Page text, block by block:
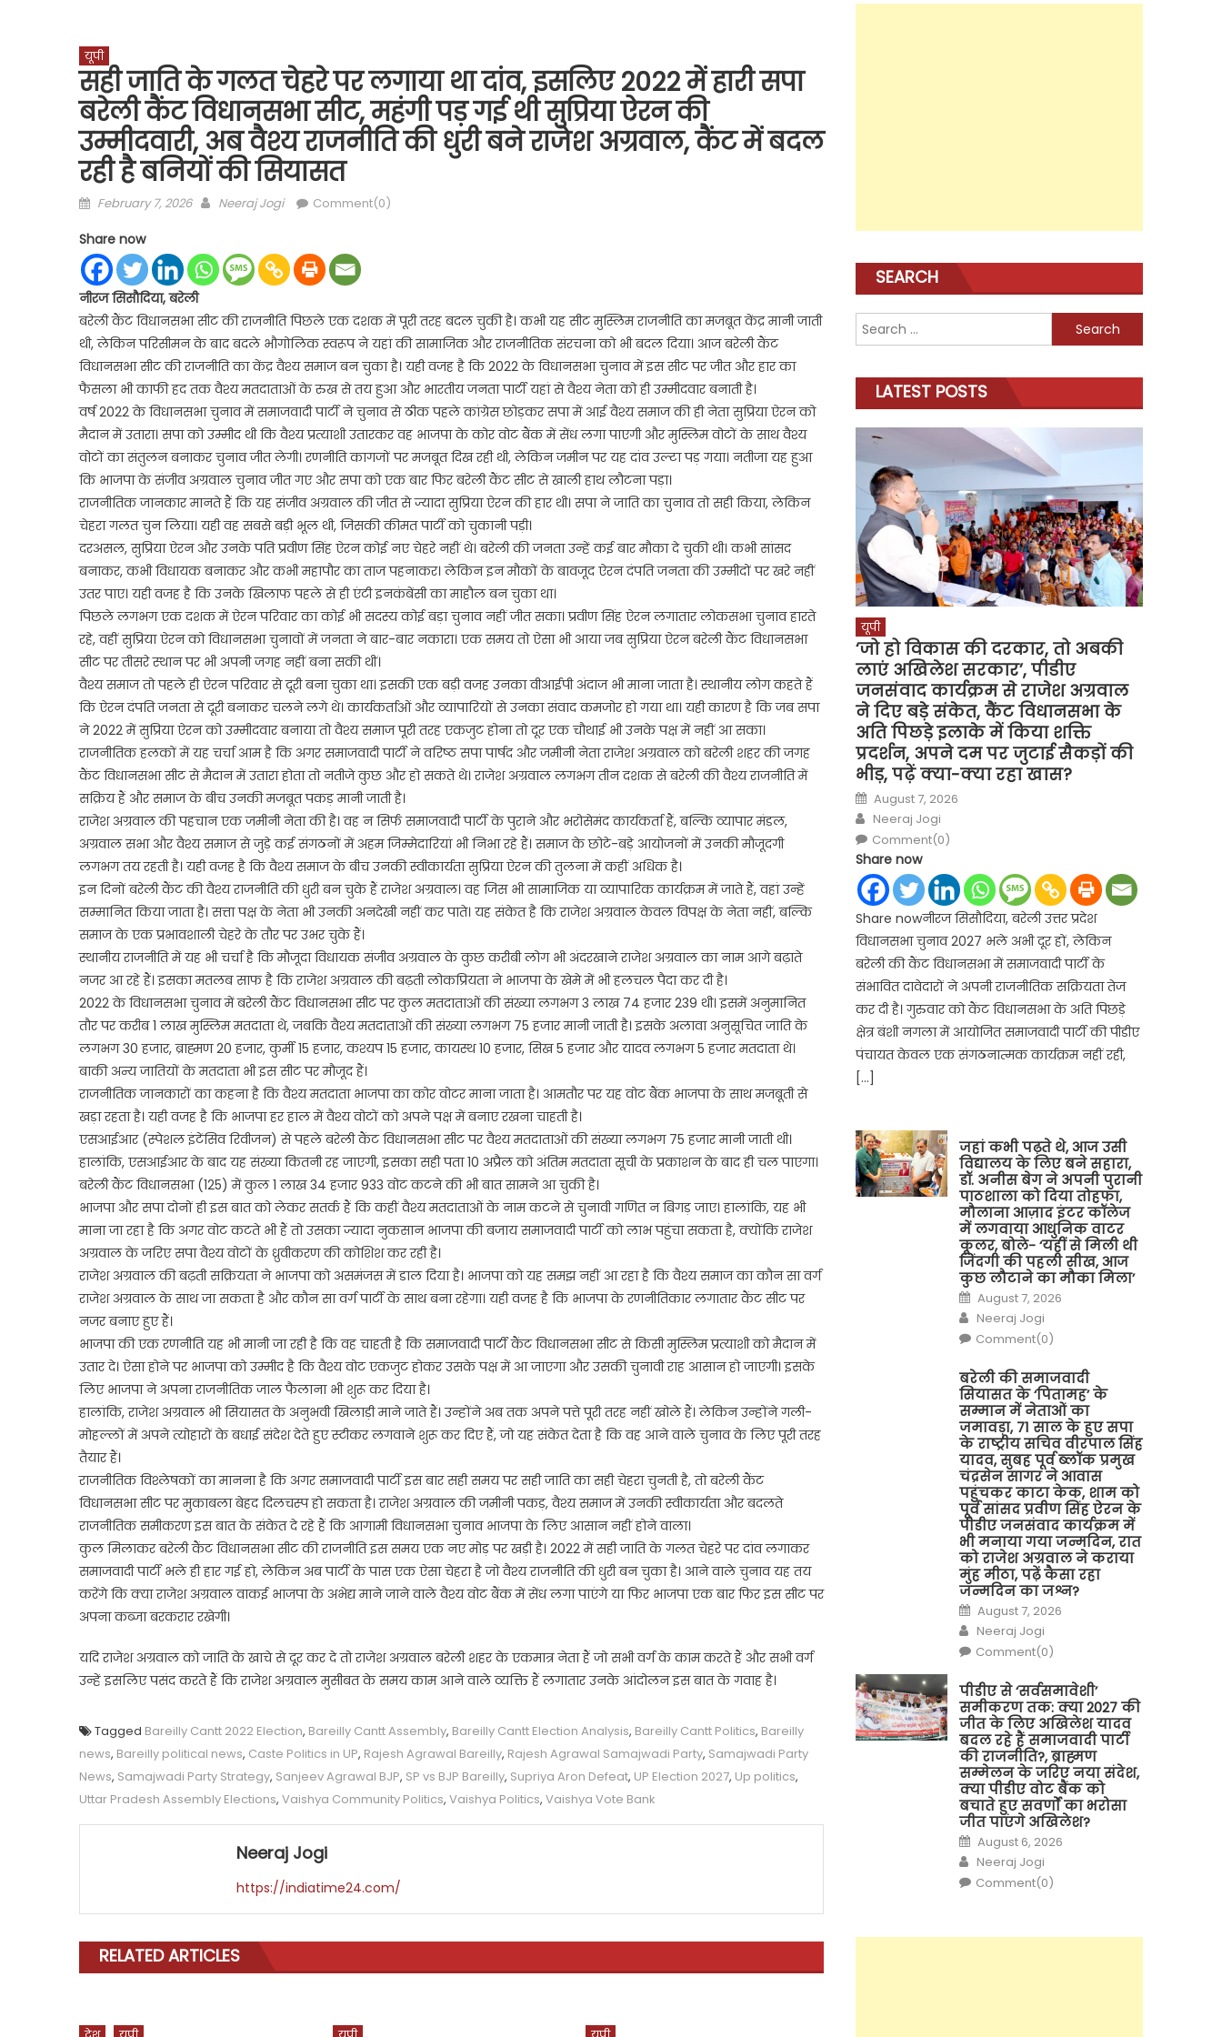
यूपी
सही जाति के गलत चेहरे पर लगाया था दांव, इसलिए 2022 में हारी सपा
बरेली कैंट विधानसभा सीट, महंगी पड़ गई थी सुप्रिया ऐरन की
उम्मीदवारी, अब वैश्य राजनीति की धुरी बने राजेश अग्रवाल, कैंट में बदल
रही है बनियों की सियासत
Posted
February 7, 2026 Author
Neeraj Jogi Comment(0)
Share now
नीरज सिसौदिया, बरेली
बरेली कैंट विधानसभा सीट की राजनीति पिछले एक दशक में पूरी तरह बदल चुकी है। कभी यह सीट मुस्लिम राजनीति का मजबूत केंद्र मानी जाती
थी, लेकिन परिसीमन के बाद बदले भौगोलिक स्वरूप ने यहां की सामाजिक और राजनीतिक संरचना को भी बदल दिया। आज बरेली कैंट
विधानसभा सीट की राजनीति का केंद्र वैश्य समाज बन चुका है। यही वजह है कि 2022 के विधानसभा चुनाव में इस सीट पर जीत और हार का
फैसला भी काफी हद तक वैश्य मतदाताओं के रुख से तय हुआ और भारतीय जनता पार्टी यहां से वैश्य नेता को ही उम्मीदवार बनाती है।
वर्ष 2022 के विधानसभा चुनाव में समाजवादी पार्टी ने चुनाव से ठीक पहले कांग्रेस छोड़कर सपा में आई वैश्य समाज की ही नेता सुप्रिया ऐरन को
मैदान में उतारा। सपा को उम्मीद थी कि वैश्य प्रत्याशी उतारकर वह भाजपा के कोर वोट बैंक में सेंध लगा पाएगी और मुस्लिम वोटों के साथ वैश्य
वोटों का संतुलन बनाकर चुनाव जीत लेगी। रणनीति कागजों पर मजबूत दिख रही थी, लेकिन जमीन पर यह दांव उल्टा पड़ गया। नतीजा यह हुआ
कि भाजपा के संजीव अग्रवाल चुनाव जीत गए और सपा को एक बार फिर बरेली कैंट सीट से खाली हाथ लौटना पड़ा।
राजनीतिक जानकार मानते हैं कि यह संजीव अग्रवाल की जीत से ज्यादा सुप्रिया ऐरन की हार थी। सपा ने जाति का चुनाव तो सही किया, लेकिन
चेहरा गलत चुन लिया। यही वह सबसे बड़ी भूल थी, जिसकी कीमत पार्टी को चुकानी पड़ी।
दरअसल, सुप्रिया ऐरन और उनके पति प्रवीण सिंह ऐरन कोई नए चेहरे नहीं थे। बरेली की जनता उन्हें कई बार मौका दे चुकी थी। कभी सांसद
बनाकर, कभी विधायक बनाकर और कभी महापौर का ताज पहनाकर। लेकिन इन मौकों के बावजूद ऐरन दंपति जनता की उम्मीदों पर खरे नहीं
उतर पाए। यही वजह है कि उनके खिलाफ पहले से ही एंटी इनकंबेंसी का माहौल बन चुका था।
पिछले लगभग एक दशक में ऐरन परिवार का कोई भी सदस्य कोई बड़ा चुनाव नहीं जीत सका। प्रवीण सिंह ऐरन लगातार लोकसभा चुनाव हारते
रहे, वहीं सुप्रिया ऐरन को विधानसभा चुनावों में जनता ने बार-बार नकारा। एक समय तो ऐसा भी आया जब सुप्रिया ऐरन बरेली कैंट विधानसभा
सीट पर तीसरे स्थान पर भी अपनी जगह नहीं बना सकी थीं।
वैश्य समाज तो पहले ही ऐरन परिवार से दूरी बना चुका था। इसकी एक बड़ी वजह उनका वीआईपी अंदाज भी माना जाता है। स्थानीय लोग कहते हैं
कि ऐरन दंपति जनता से दूरी बनाकर चलने लगे थे। कार्यकर्ताओं और व्यापारियों से उनका संवाद कमजोर हो गया था। यही कारण है कि जब सपा
ने 2022 में सुप्रिया ऐरन को उम्मीदवार बनाया तो वैश्य समाज पूरी तरह एकजुट होना तो दूर एक चौथाई भी उनके पक्ष में नहीं आ सका।
राजनीतिक हलकों में यह चर्चा आम है कि अगर समाजवादी पार्टी ने वरिष्ठ सपा पार्षद और जमीनी नेता राजेश अग्रवाल को बरेली शहर की जगह
कैंट विधानसभा सीट से मैदान में उतारा होता तो नतीजे कुछ और हो सकते थे। राजेश अग्रवाल लगभग तीन दशक से बरेली की वैश्य राजनीति में
सक्रिय हैं और समाज के बीच उनकी मजबूत पकड़ मानी जाती है।
राजेश अग्रवाल की पहचान एक जमीनी नेता की है। वह न सिर्फ समाजवादी पार्टी के पुराने और भरोसेमंद कार्यकर्ता हैं, बल्कि व्यापार मंडल,
अग्रवाल सभा और वैश्य समाज से जुड़े कई संगठनों में अहम जिम्मेदारियां भी निभा रहे हैं। समाज के छोटे-बड़े आयोजनों में उनकी मौजूदगी
लगभग तय रहती है। यही वजह है कि वैश्य समाज के बीच उनकी स्वीकार्यता सुप्रिया ऐरन की तुलना में कहीं अधिक है।
इन दिनों बरेली कैंट की वैश्य राजनीति की धुरी बन चुके हैं राजेश अग्रवाल। वह जिस भी सामाजिक या व्यापारिक कार्यक्रम में जाते हैं, वहां उन्हें
सम्मानित किया जाता है। सत्ता पक्ष के नेता भी उनकी अनदेखी नहीं कर पाते। यह संकेत है कि राजेश अग्रवाल केवल विपक्ष के नेता नहीं, बल्कि
समाज के एक प्रभावशाली चेहरे के तौर पर उभर चुके हैं।
स्थानीय राजनीति में यह भी चर्चा है कि मौजूदा विधायक संजीव अग्रवाल के कुछ करीबी लोग भी अंदरखाने राजेश अग्रवाल का नाम आगे बढ़ाते
नजर आ रहे हैं। इसका मतलब साफ है कि राजेश अग्रवाल की बढ़ती लोकप्रियता ने भाजपा के खेमे में भी हलचल पैदा कर दी है।
2022 के विधानसभा चुनाव में बरेली कैंट विधानसभा सीट पर कुल मतदाताओं की संख्या लगभग 3 लाख 74 हजार 239 थी। इसमें अनुमानित
तौर पर करीब 1 लाख मुस्लिम मतदाता थे, जबकि वैश्य मतदाताओं की संख्या लगभग 75 हजार मानी जाती है। इसके अलावा अनुसूचित जाति के
लगभग 30 हजार, ब्राह्मण 20 हजार, कुर्मी 15 हजार, कश्यप 15 हजार, कायस्थ 10 हजार, सिख 5 हजार और यादव लगभग 5 हजार मतदाता थे।
बाकी अन्य जातियों के मतदाता भी इस सीट पर मौजूद हैं।
राजनीतिक जानकारों का कहना है कि वैश्य मतदाता भाजपा का कोर वोटर माना जाता है। आमतौर पर यह वोट बैंक भाजपा के साथ मजबूती से
खड़ा रहता है। यही वजह है कि भाजपा हर हाल में वैश्य वोटों को अपने पक्ष में बनाए रखना चाहती है।
एसआईआर (स्पेशल इंटेंसिव रिवीजन) से पहले बरेली कैंट विधानसभा सीट पर वैश्य मतदाताओं की संख्या लगभग 75 हजार मानी जाती थी।
हालांकि, एसआईआर के बाद यह संख्या कितनी रह जाएगी, इसका सही पता 10 अप्रैल को अंतिम मतदाता सूची के प्रकाशन के बाद ही चल पाएगा।
बरेली कैंट विधानसभा (125) में कुल 1 लाख 34 हजार 933 वोट कटने की भी बात सामने आ चुकी है।
भाजपा और सपा दोनों ही इस बात को लेकर सतर्क हैं कि कहीं वैश्य मतदाताओं के नाम कटने से चुनावी गणित न बिगड़ जाए। हालांकि, यह भी
माना जा रहा है कि अगर वोट कटते भी हैं तो उसका ज्यादा नुकसान भाजपा की बजाय समाजवादी पार्टी को लाभ पहुंचा सकता है, क्योंकि राजेश
अग्रवाल के जरिए सपा वैश्य वोटों के ध्रुवीकरण की कोशिश कर रही है।
राजेश अग्रवाल की बढ़ती सक्रियता ने भाजपा को असमंजस में डाल दिया है। भाजपा को यह समझ नहीं आ रहा है कि वैश्य समाज का कौन सा वर्ग
राजेश अग्रवाल के साथ जा सकता है और कौन सा वर्ग पार्टी के साथ बना रहेगा। यही वजह है कि भाजपा के रणनीतिकार लगातार कैंट सीट पर
नजर बनाए हुए हैं।
भाजपा की एक रणनीति यह भी मानी जा रही है कि वह चाहती है कि समाजवादी पार्टी कैंट विधानसभा सीट से किसी मुस्लिम प्रत्याशी को मैदान में
उतार दे। ऐसा होने पर भाजपा को उम्मीद है कि वैश्य वोट एकजुट होकर उसके पक्ष में आ जाएगा और उसकी चुनावी राह आसान हो जाएगी। इसके
लिए भाजपा ने अपना राजनीतिक जाल फैलाना भी शुरू कर दिया है।
हालांकि, राजेश अग्रवाल भी सियासत के अनुभवी खिलाड़ी माने जाते हैं। उन्होंने अब तक अपने पत्ते पूरी तरह नहीं खोले हैं। लेकिन उन्होंने गली-
मोहल्लों में अपने त्योहारों के बधाई संदेश देते हुए स्टीकर लगवाने शुरू कर दिए हैं, जो यह संकेत देता है कि वह आने वाले चुनाव के लिए पूरी तरह
तैयार हैं।
राजनीतिक विश्लेषकों का मानना है कि अगर समाजवादी पार्टी इस बार सही समय पर सही जाति का सही चेहरा चुनती है, तो बरेली कैंट
विधानसभा सीट पर मुकाबला बेहद दिलचस्प हो सकता है। राजेश अग्रवाल की जमीनी पकड़, वैश्य समाज में उनकी स्वीकार्यता और बदलते
राजनीतिक समीकरण इस बात के संकेत दे रहे हैं कि आगामी विधानसभा चुनाव भाजपा के लिए आसान नहीं होने वाला।
कुल मिलाकर बरेली कैंट विधानसभा सीट की राजनीति इस समय एक नए मोड़ पर खड़ी है। 2022 में सही जाति के गलत चेहरे पर दांव लगाकर
समाजवादी पार्टी भले ही हार गई हो, लेकिन अब पार्टी के पास एक ऐसा चेहरा है जो वैश्य राजनीति की धुरी बन चुका है। आने वाले चुनाव यह तय
करेंगे कि क्या राजेश अग्रवाल वाकई भाजपा के अभेद्य माने जाने वाले वैश्य वोट बैंक में सेंध लगा पाएंगे या फिर भाजपा एक बार फिर इस सीट पर
अपना कब्जा बरकरार रखेगी।
यदि राजेश अग्रवाल को जाति के खाचे से दूर कर दे तो राजेश अग्रवाल बरेली शहर के एकमात्र नेता हैं जो सभी वर्ग के काम करते हैं और सभी वर्ग
उन्हें इसलिए पसंद करते हैं कि राजेश अग्रवाल मुसीबत के समय काम आने वाले व्यक्ति हैं लगातार उनके आंदोलन इस बात के गवाह है।
Tagged Bareilly Cantt 2022 Election, Bareilly Cantt Assembly, Bareilly Cantt Election Analysis, Bareilly Cantt Politics, Bareilly
news, Bareilly political news, Caste Politics in UP, Rajesh Agrawal Bareilly, Rajesh Agrawal Samajwadi Party, Samajwadi Party
News, Samajwadi Party Strategy, Sanjeev Agrawal BJP, SP vs BJP Bareilly, Supriya Aron Defeat, UP Election 2027, Up politics,
Uttar Pradesh Assembly Elections, Vaishya Community Politics, Vaishya Politics, Vaishya Vote Bank
Neeraj Jogi
https://indiatime24.com/
RELATED ARTICLES
SEARCH
Search
for:
LATEST POSTS
यूपी
‘जो हो विकास की दरकार, तो अबकी
लाएं अखिलेश सरकार’, पीडीए
जनसंवाद कार्यक्रम से राजेश अग्रवाल
ने दिए बड़े संकेत, कैंट विधानसभा के
अति पिछड़े इलाके में किया शक्ति
प्रदर्शन, अपने दम पर जुटाई सैकड़ों की
भीड़, पढ़ें क्या-क्या रहा खास?
Posted
on
August 7, 2026
Author
Neeraj Jogi
Comment(0)
Share now
Share nowनीरज सिसौदिया, बरेली उत्तर प्रदेश
विधानसभा चुनाव 2027 भले अभी दूर हों, लेकिन
बरेली की कैंट विधानसभा में समाजवादी पार्टी के
संभावित दावेदारों ने अपनी राजनीतिक सक्रियता तेज
कर दी है। गुरुवार को कैंट विधानसभा के अति पिछड़े
क्षेत्र बंशी नगला में आयोजित समाजवादी पार्टी की पीडीए
पंचायत केवल एक संगठनात्मक कार्यक्रम नहीं रही,
[…]
जहां कभी पढ़ते थे, आज उसी
विद्यालय के लिए बने सहारा,
डॉ. अनीस बेग ने अपनी पुरानी
पाठशाला को दिया तोहफा,
मौलाना आज़ाद इंटर कॉलेज
में लगवाया आधुनिक वाटर
कूलर, बोले- ‘यहीं से मिली थी
जिंदगी की पहली सीख, आज
कुछ लौटाने का मौका मिला’
Posted
on
August 7, 2026
Author
Neeraj Jogi
Comment(0)
बरेली की समाजवादी
सियासत के ‘पितामह’ के
सम्मान में नेताओं का
जमावड़ा, 71 साल के हुए सपा
के राष्ट्रीय सचिव वीरपाल सिंह
यादव, सुबह पूर्व ब्लॉक प्रमुख
चंद्रसेन सागर ने आवास
पहुंचकर काटा केक, शाम को
पूर्व सांसद प्रवीण सिंह ऐरन के
पीडीए जनसंवाद कार्यक्रम में
भी मनाया गया जन्मदिन, रात
को राजेश अग्रवाल ने कराया
मुंह मीठा, पढ़ें कैसा रहा
जन्मदिन का जश्न?
Posted
on
August 7, 2026
Author
Neeraj Jogi
Comment(0)
पीडीए से ‘सर्वसमावेशी’
समीकरण तक: क्या 2027 की
जीत के लिए अखिलेश यादव
बदल रहे हैं समाजवादी पार्टी
की राजनीति?, ब्राह्मण
सम्मेलन के जरिए नया संदेश,
क्या पीडीए वोट बैंक को
बचाते हुए सवर्णों का भरोसा
जीत पाएंगे अखिलेश?
Posted
on
August 6, 2026
Author
Neeraj Jogi
Comment(0)